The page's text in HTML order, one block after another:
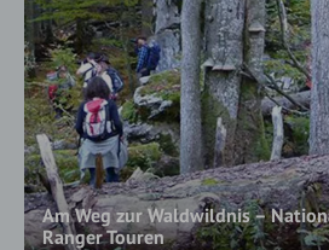
Am Weg zur Waldwildnis –
Ranger Touren